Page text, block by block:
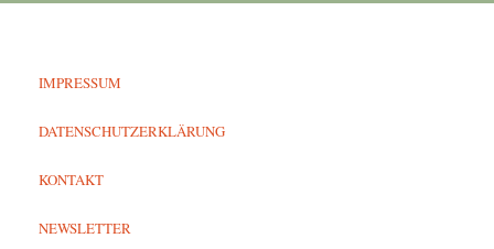
IMPRESSUM
DATENSCHUTZERKLÄRUNG
KONTAKT
NEWSLETTER